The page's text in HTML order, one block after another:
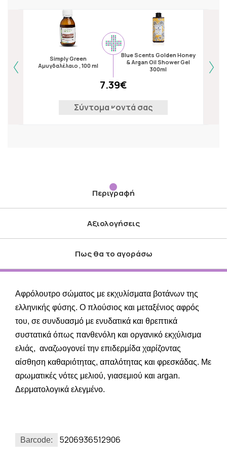
Simply Green
Αμυγδαλέλαιο , 100 ml
Blue Scents Golden Honey
& Argan Oil Shower Gel
300ml
7.39€
Σύντομα κοντά σας
Περιγραφή
Αξιολογήσεις
Πως θα το αγοράσω
Αφρόλουτρο σώματος με εκχυλίσματα βοτάνων της
ελληνικής φύσης. Ο πλούσιος και μεταξένιος αφρός
του, σε συνδυασμό με ενυδατικά και θρεπτικά
συστατικά όπως πανθενόλη και οργανικό εκχύλισμα
ελιάς, αναζωογονεί την επιδερμίδα χαρίζοντας
αίσθηση καθαριότητας, απαλότητας και φρεσκάδας. Με
αρωματικές νότες μελιού, γιασεμιού και argan.
Δερματολογικά ελεγμένο.
Barcode: 5206936512906